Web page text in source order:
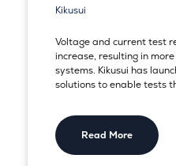
Kikusui
Voltage and current test
increase, resulting in
systems. Kikusui has
solutions to enable tests
Read More